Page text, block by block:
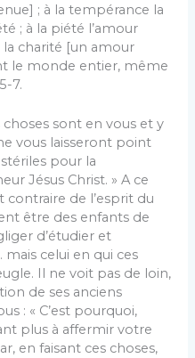
; à la tempérance la
; à la piété l’amour
la charité [un amour
le monde entier, même
7.
choses sont en vous et y
vous laisseront point
pour la
Jésus Christ. » A ce
contraire de l’esprit du
être des enfants de
d’étudier et
mais celui en qui ces
Il ne voit pas de loin,
de ses anciens
: « C’est pourquoi,
plus à affermir votre
en faisant ces choses,